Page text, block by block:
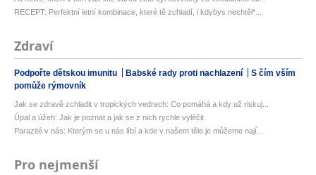
RECEPT: Perfektní letní kombinace, které tě zchladí, i kdybys nechtěl*...
Zdraví
Podpořte dětskou imunitu Babské rady proti nachlazení
S čím vším
pomůže rýmovník
Jak se zdravě zchladit v tropických vedrech: Co pomáhá a kdy už riskuj...
Úpal a úžeh: Jak je poznat a jak se z nich rychle vyléčit
Parazité v nás: Kterým se u nás líbí a kde v našem těle je můžeme nají...
Pro nejmenší